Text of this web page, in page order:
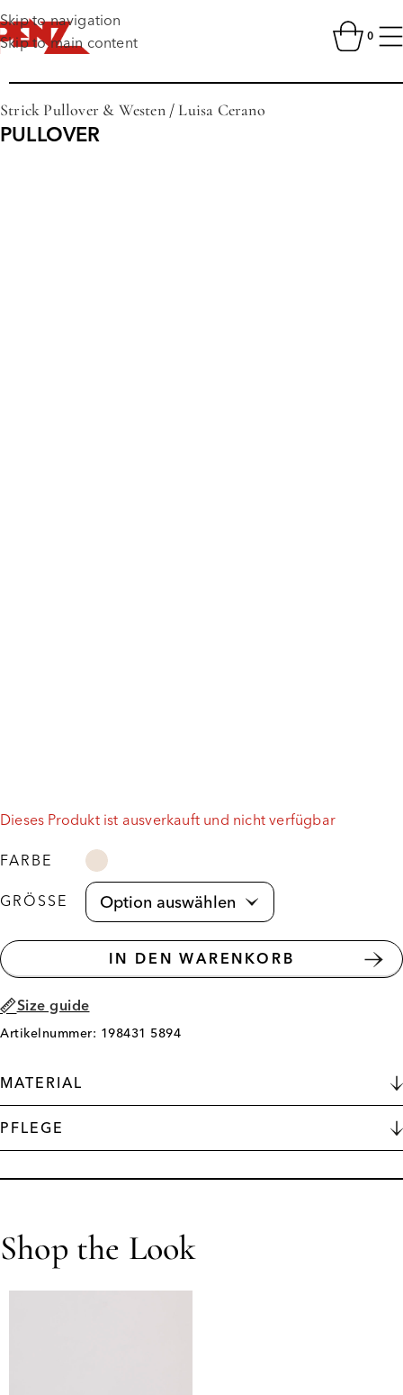
Skip to navigation
Skip to main content
0
Strick Pullover & Westen/ Luisa Cerano
PULLOVER
Dieses Produkt ist ausverkauft und nicht verfügbar
FARBE
GRÖSSE
IN DEN WARENKORB
Size guide
Artikelnummer: 198431 5894
MATERIAL
PFLEGE
Shop the Look